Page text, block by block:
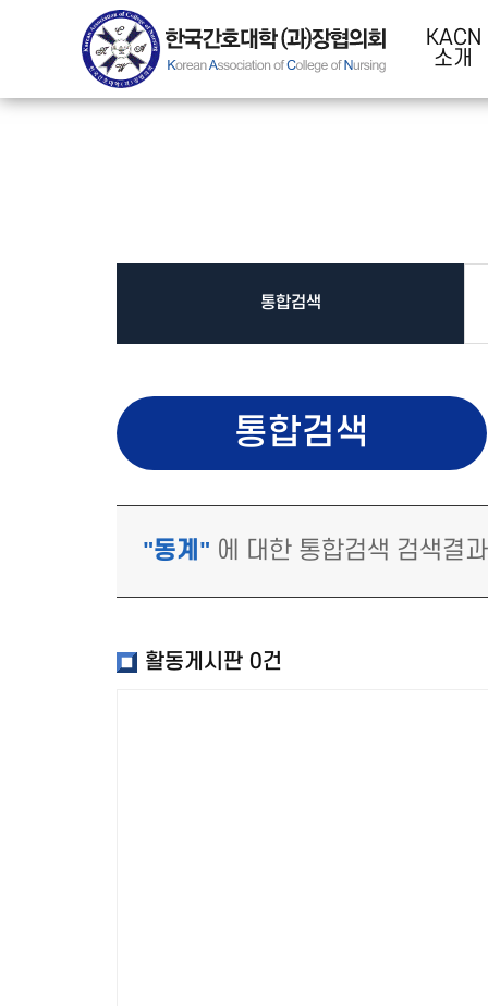
KACN
소개
통합검색
통합검색
"동계" 에 대한 통합검색 검색결
활동게시판 0건